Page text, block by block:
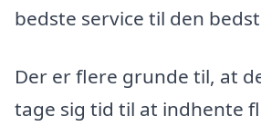
bedste service til den
Der er flere grunde til, at
tage sig tid til at indhente